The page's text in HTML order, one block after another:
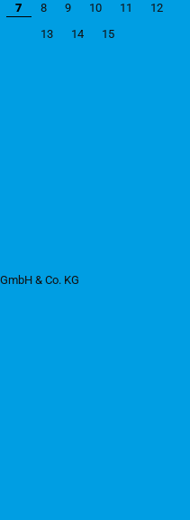
7 8 9 10 11
12
13
14
15
& Co. KG